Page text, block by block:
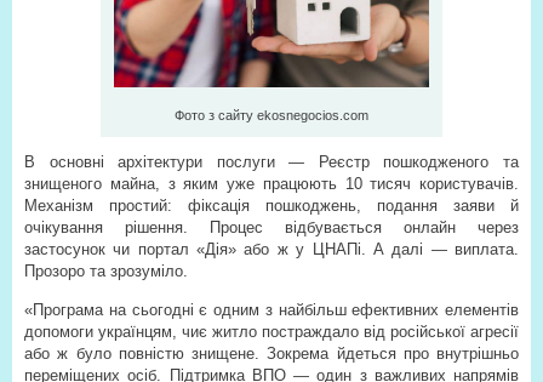
Фото з сайту ekosnegocios.com
В основні архітектури послуги — Реєстр пошкодженого та
знищеного майна, з яким уже працюють 10 тисяч користувачів.
Механізм простий: фіксація пошкоджень, подання заяви й
очікування рішення. Процес відбувається онлайн через
застосунок чи портал «Дія» або ж у ЦНАПі. А далі — виплата.
Прозоро та зрозуміло.
«Програма на сьогодні є одним з найбільш ефективних елементів
допомоги українцям, чиє житло постраждало від російської агресії
або ж було повністю знищене. Зокрема йдеться про внутрішньо
переміщених осіб. Підтримка ВПО — один з важливих напрямів